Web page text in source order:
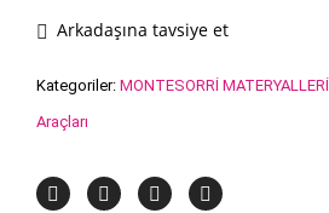
3 Arkadaşına tavsiye et
Kategoriler: MONTESORRİ MATERYALLERİ
Araçları